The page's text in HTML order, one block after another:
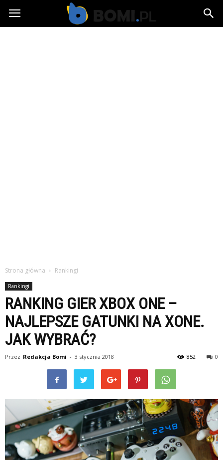
Bomi.pl
Strona główna Rankingi
Rankingi
RANKING GIER XBOX ONE –
NAJLEPSZE GATUNKI NA XONE.
JAK WYBRAĆ?
Przez Redakcja Bomi - 3 stycznia 2018 0
852